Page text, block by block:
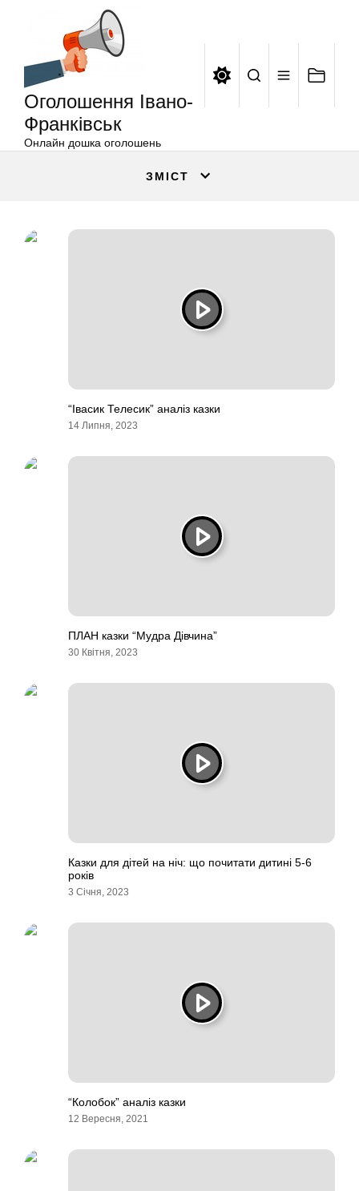
Оголошення Івано-
Франківськ
Онлайн дошка оголошень
ЗМІСТ
“Івасик Телесик” аналіз казки
14 Липня, 2023
ПЛАН казки “Мудра Дівчина”
30 Квітня, 2023
Казки для дітей на ніч: що почитати дитині 5-6
років
3 Січня, 2023
“Колобок” аналіз казки
12 Вересня, 2021